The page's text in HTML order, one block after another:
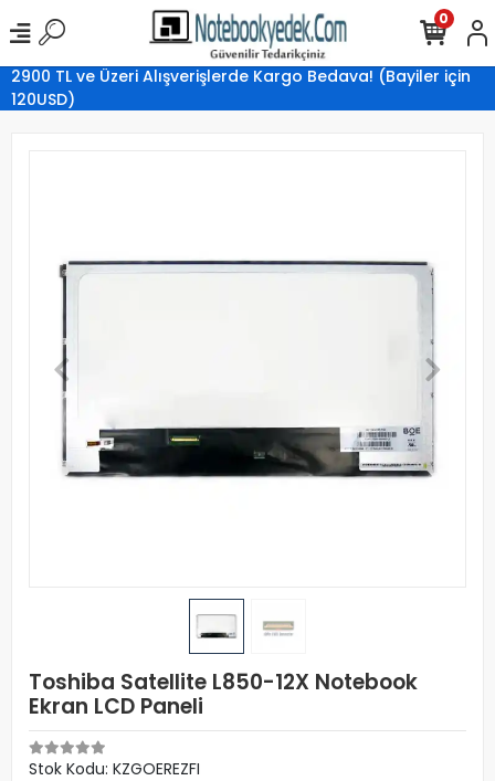
2900 TL ve Üzeri Alışverişlerde Kargo Bedava! (Bayiler için
120USD)
0
Toshiba Satellite L850-12X Notebook
Ekran LCD Paneli
Stok Kodu: KZGOEREZFI